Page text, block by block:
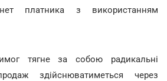
платника з використанням
тягне за собою радикальні
здійснюватиметься через